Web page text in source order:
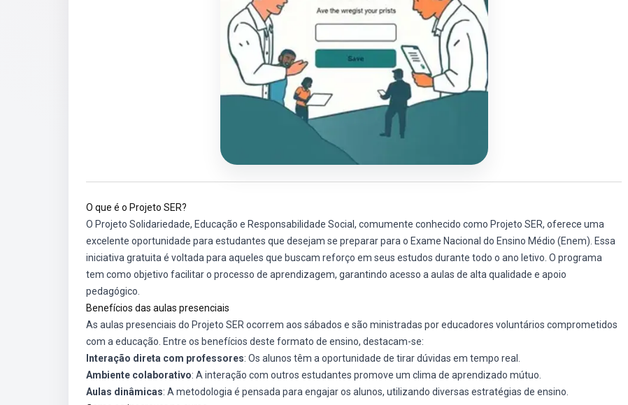
O que é o Projeto SER?
O Projeto Solidariedade, Educação e Responsabilidade Social, comumente conhecido como Projeto SER, oferece uma
excelente oportunidade para estudantes que desejam se preparar para o Exame Nacional do Ensino Médio (Enem). Essa
iniciativa gratuita é voltada para aqueles que buscam reforço em seus estudos durante todo o ano letivo. O programa
tem como objetivo facilitar o processo de aprendizagem, garantindo acesso a aulas de alta qualidade e apoio
pedagógico.
Benefícios das aulas presenciais
As aulas presenciais do Projeto SER ocorrem aos sábados e são ministradas por educadores voluntários comprometidos
com a educação. Entre os benefícios deste formato de ensino, destacam-se:
Interação direta com professores: Os alunos têm a oportunidade de tirar dúvidas em tempo real.
Ambiente colaborativo: A interação com outros estudantes promove um clima de aprendizado mútuo.
Aulas dinâmicas: A metodologia é pensada para engajar os alunos, utilizando diversas estratégias de ensino.